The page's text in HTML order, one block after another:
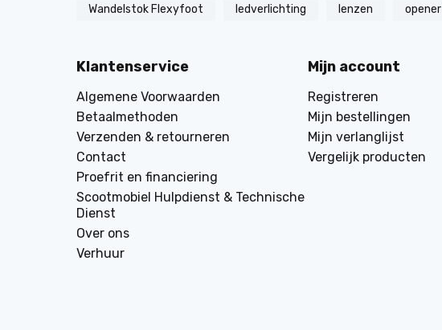
Wandelstok Flexyfoot ledverlichting lenzen opener
Klantenservice
Algemene Voorwaarden
Betaalmethoden
Verzenden & retourneren
Contact
Proefrit en financiering
Scootmobiel Hulpdienst & Technische
Dienst
Over ons
Verhuur
Mijn account
Registreren
Mijn bestellingen
Mijn verlanglijst
Vergelijk producten